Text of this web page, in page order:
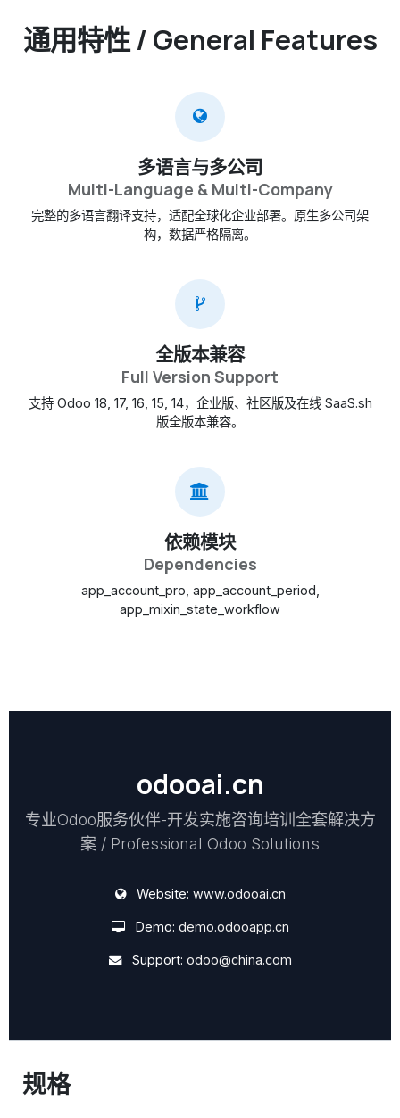
通用特性 / General Features
多语言与多公司
Multi-Language & Multi-Company
完整的多语言翻译支持，适配全球化企业部署。原生多公司架
构，数据严格隔离。
全版本兼容
Full Version Support
支持 Odoo 18, 17, 16, 15, 14，企业版、社区版及在线 SaaS.sh
版全版本兼容。
依赖模块
Dependencies
app_account_pro, app_account_period,
app_mixin_state_workflow
odooai.cn
专业Odoo服务伙伴-开发实施咨询培训全套解决方
案 / Professional Odoo Solutions
Website: www.odooai.cn
Demo: demo.odooapp.cn
Support: odoo@china.com
规格